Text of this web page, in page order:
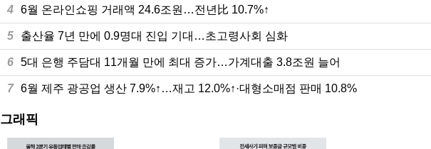
4 6월 온라인쇼핑 거래액 24.6조원…전년比 10.7%↑
5 출산율 7년 만에 0.9명대 진입 기대…초고령사회 심화
6 5대 은행 주담대 11개월 만에 최대 증가…가계대출 3.8조원 늘어
7 6월 제주 광공업 생산 7.9%↑…재고 12.0%↑·대형소매점 판매 10.8%
그래픽